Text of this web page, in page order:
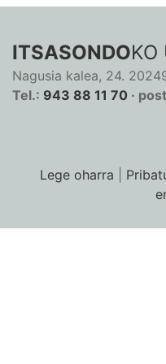
ITSASONDOKO
Nagusia kalea, 24.
Tel.: 943 88 11 70 ·
Lege oharra